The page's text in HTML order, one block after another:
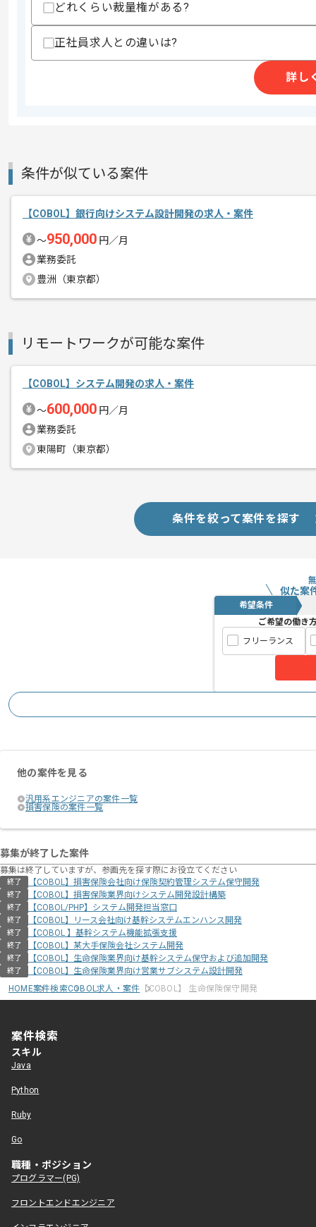
精算・お支払い
精算条件
精算基準時間
エージェントからのコ
メント
COBOLでの開発経験を活かすことがで
経験豊富なエンジニアと成長が出来る
どれくらい裁量権がある?
正社員求人との違いは?
詳し
条件が似ている案件
【COBOL】銀行向けシステム設計開発の求人・案件
〜950,000 円／月
業務委託
豊洲（東京都）
リモートワークが可能な案件
【COBOL】システム開発の求人・案件
〜600,000 円／月
業務委託
東陽町（東京都）
条件を絞って案件を探す
似た案
希望条件
ご希望の働き
フリーランス
他の案件を見る
汎用系エンジニアの案件一覧
損害保険の案件一覧
募集が終了した案件
募集は終了していますが、参画先を探す際にお役立てください
終了 【COBOL】損害保険会社向け保険契約管理システム保守開発
終了 【COBOL】損害保険業界向けシステム開発設計構築
終了 【COBOL/PHP】システム開発担当窓口
終了 【COBOL】リース会社向け基幹システムエンハンス開発
終了 【COBOL 】基幹システム機能拡張支援
終了 【COBOL】某大手保険会社システム開発
終了 【COBOL】生命保険業界向け基幹システム保守および追加開発
終了
【COBOL】生命保険業界向け営業サブシステム設計開発
HOME案件検索COBOL求人・案件 【COBOL】 生命保険保守開発
案件検索
スキル
Java
Python
Ruby
Go
職種・ポジション
プログラマー(PG)
フロントエンドエンジニア